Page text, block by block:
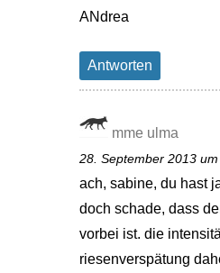
ANdrea
Antworten
mme ulma
28. September 2013
ach, sabine, du hast
doch schade, dass
vorbei ist. die
riesenverspätung